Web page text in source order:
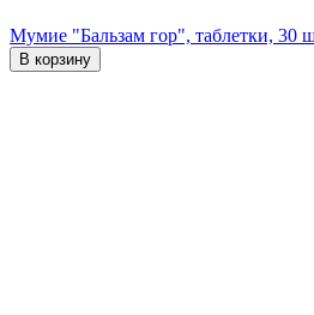
Мумие "Бальзам гор", таблетки, 30
В корзину